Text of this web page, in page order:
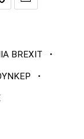
BREXIT ·
·